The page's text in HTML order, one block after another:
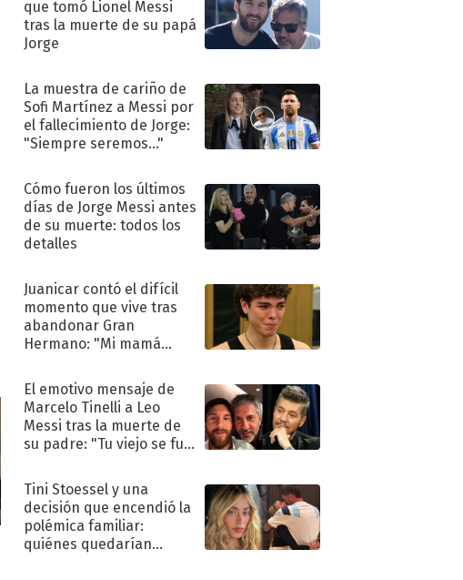
que tomó Lionel Messi
tras la muerte de su papá
Jorge
La muestra de cariño de
Sofi Martínez a Messi por
el fallecimiento de Jorge:
"Siempre seremos..."
Cómo fueron los últimos
días de Jorge Messi antes
de su muerte: todos los
detalles
Juanicar contó el difícil
momento que vive tras
abandonar Gran
Hermano: "Mi mamá
El emotivo mensaje de
Marcelo Tinelli a Leo
Messi tras la muerte de
su padre: "Tu viejo se fue
Tini Stoessel y una
decisión que encendió la
polémica familiar:
quiénes quedarían